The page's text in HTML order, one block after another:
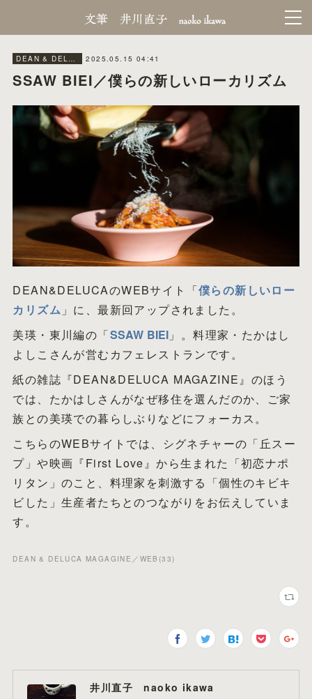
DEAN & DELUCA MAGAGINE／WEB 2025.05.15 04:41
SSAW BIEI／僕らの新しいローカリズム
DEAN&DELUCAのWEBサイト「僕らの新しいロー
カリズム 」に、最新回アップされました。
美瑛・東川編の「SSAW BIEI 」。料理家・たかはし
よしこさんが営むカフェレストランです。
紙の雑誌『DEAN&DELUCA MAGAZINE』のほう
では、たかはしさんがなぜ移住を選んだのか、ご家
族との美瑛での暮らしぶりなどにフォーカス。
こちらのWEBサイトでは、シグネチャーの「丘スー
プ」や映画『First Love』から生まれた「初恋ナポ
リタン」のこと、料理家を刺激する「個性のキビキ
ビした」生産者たちとのつながりをお伝えしていま
す。
DEAN & DELUCA MAGAGINE／WEB (33)
井川直子 naoko ikawa